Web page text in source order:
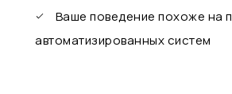
Ваше поведение похоже на
автоматизированных систем